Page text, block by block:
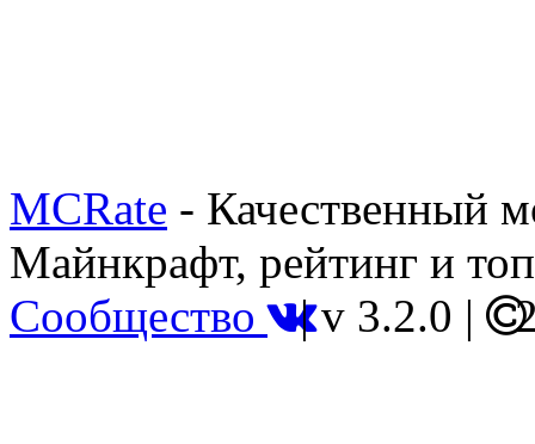
MCRate - Качественный
Майнкрафт, рейтинг и
Сообщество |v 3.2.0 |